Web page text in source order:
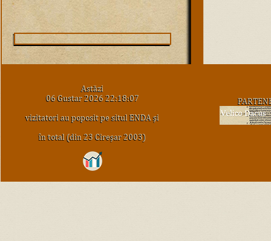
Astăzi
06 Gustar 2026 22:18:07
vizitatori au poposit pe situl ENDA şi
în total (din 23 Cireşar 2003)